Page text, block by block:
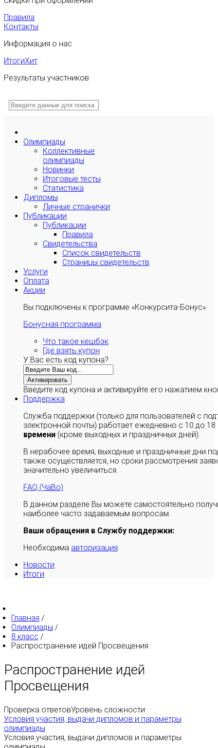
Правила
Контакты
Информация о нас
ИтогиХит
Результаты участников
Олимпиады
Коллективные
олимпиады
Новинки
Итоговые тесты
Статистика
Дипломы
Личные странички
Публикации
Публикации
Правила
Свидетельства
Список свидетельств
Страницы свидетельств
Услуги
Оплата
Акции
Вы подключены к программе «Конкурсита-Бонус»:
Бонусная программа
Что такое кешбэк
Где взять купон
У Вас есть код купона?
Активировать
Введите код купона и активируйте его нажатием
Поддержка
Служба поддержки (только для пользователей с
электронной почты) работает ежедневно с 10 до
времени (кроме выходных и праздничных дней).
В нерабочее время, выходные и праздничные дни
также осуществляется, но сроки рассмотрения
значительно увеличиться.
FAQ (ЧаВо)
В данном разделе Вы можете самостоятельно
наиболее часто задаваемым вопросам.
Ваши обращения в Службу поддержки:
Необходима авторизация
Новости
Итоги
Главная /
Олимпиады /
8 класс /
Распространение идей Просвещения
Распространение идей
Просвещения
Проверка ответовУровень сложности:
Условия участия, выдачи дипломов и параметры
олимпиады
Условия участия, выдачи дипломов и параметры